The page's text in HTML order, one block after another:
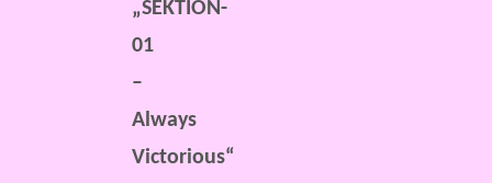
„SEKTION-
01
–
Always
Victorious“